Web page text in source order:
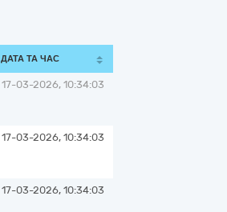
ДАТА ТА ЧАС
17-03-2026, 10:34:03
17-03-2026, 10:34:03
17-03-2026, 10:34:03